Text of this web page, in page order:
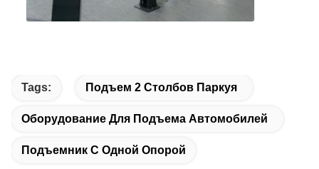
Tags: Подъем 2 Столбов Паркуя
Оборудование Для Подъема Автомобилей
Подъемник С Одной Опорой